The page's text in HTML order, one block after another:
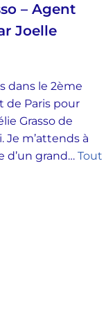
– Agent
Joelle
le 2ème
de Paris pour
Grasso de
Je m’attends à
d’un grand… Tout